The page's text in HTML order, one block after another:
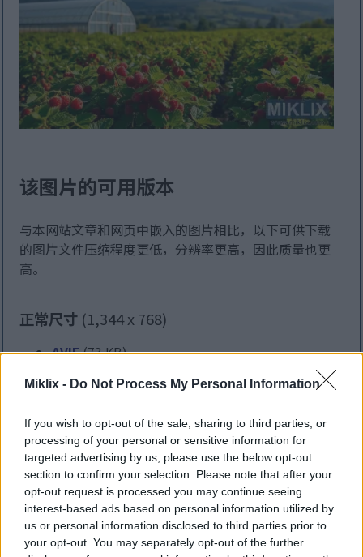
Miklix - Do Not Process My Personal Information
If you wish to opt-out of the sale, sharing to third parties, or
processing of your personal or sensitive information for
targeted advertising by us, please use the below opt-out
section to confirm your selection. Please note that after your
opt-out request is processed you may continue seeing
interest-based ads based on personal information utilized by
us or personal information disclosed to third parties prior to
your opt-out. You may separately opt-out of the further
该图片的可用版本
与本网站文章和网页中嵌入的图片相比，以下可供下载
的图片文件压缩程度更低，分辨率更高，因此质量也更
高。
正常尺寸 (1,344 x 768)
AVIF(73 KB)
JPEG(262 KB)
大尺寸(2,688 x 1,536)
AVIF(128 KB)
WebP(339 KB)
JPEG(836 KB)